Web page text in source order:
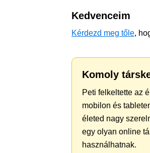
Kedvenceim
Kérdezd meg tőle,
Komoly
Peti felkeltette az
mobilon és
életed nagy
egy olyan online
használhatnak.